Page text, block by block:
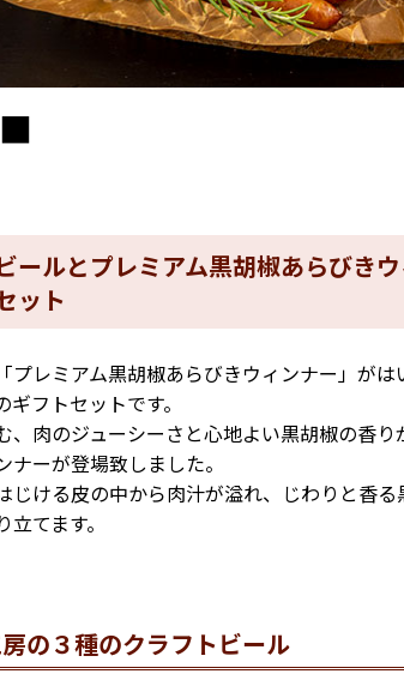
■
ールとプレミアム黒胡椒あらびきウ
ット
プレミアム黒胡椒あらびきウィンナー」がは
フトセットです。
、肉のジューシーさと心地よい黒胡椒の香り
ーが登場致しました。
じける皮の中から肉汁が溢れ、じわりと香る
てます。
の３種のクラフトビール